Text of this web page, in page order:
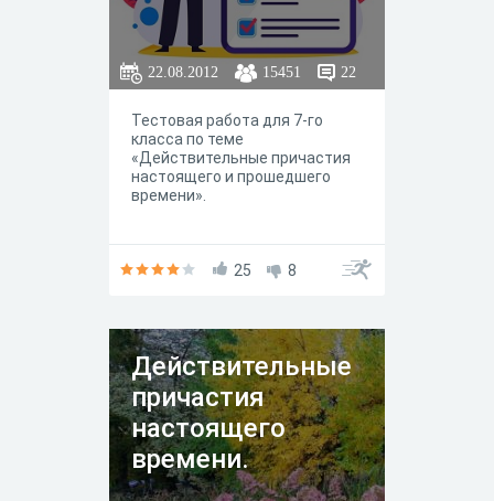
22.08.2012 15451 22
Тестовая работа для 7-го
класса по теме
«Действительные причастия
настоящего и прошедшего
времени».
25 8
Действительные
причастия
настоящего
времени.